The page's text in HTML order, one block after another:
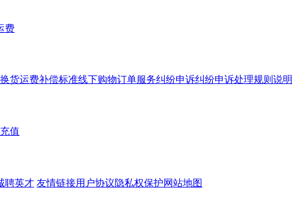
费
货运费补偿标准线下购物订单服务纠纷申诉纠纷申诉处理规则说明
值
聘英才 友情链接用户协议隐私权保护网站地图